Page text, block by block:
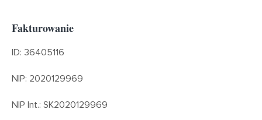
Fakturowanie
ID: 36405116
NIP: 2020129969
NIP Int.: SK2020129969